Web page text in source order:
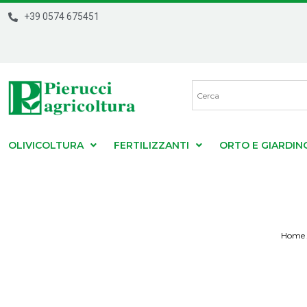
+39 0574 675451
OLIVICOLTURA FERTILIZZANTI ORTO E
Home